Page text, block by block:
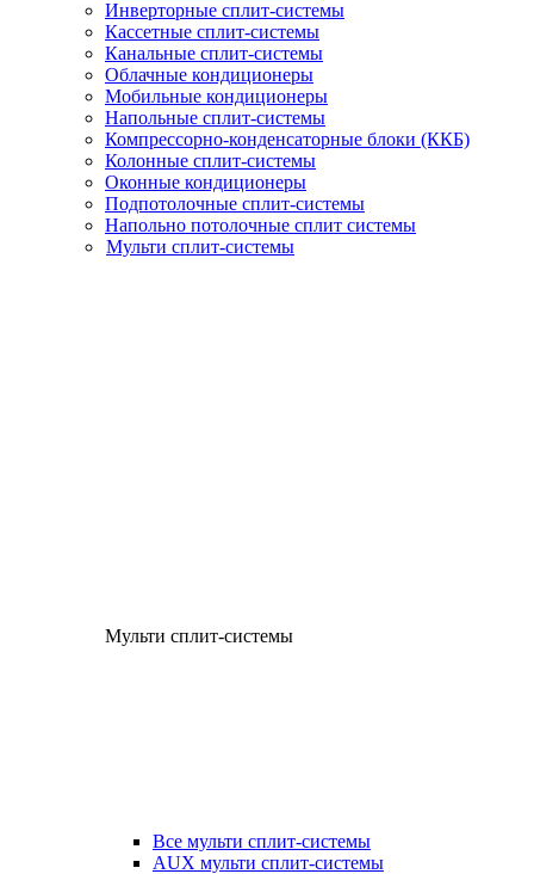
Инверторные сплит-системы
Кассетные сплит-системы
Канальные сплит-системы
Облачные кондиционеры
Мобильные кондиционеры
Напольные сплит-системы
Компрессорно-конденсаторные блоки (ККБ)
Колонные сплит-системы
Оконные кондиционеры
Подпотолочные сплит-системы
Напольно потолочные сплит системы
Мульти сплит-системы
Мульти сплит-системы
Все мульти сплит-системы
AUX мульти сплит-системы